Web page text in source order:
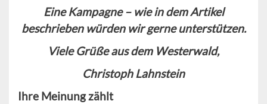
Eine Kampagne – wie in dem Artikel
beschrieben würden wir gerne unterstützen.
Viele Grüße aus dem Westerwald,
Christoph Lahnstein
Ihre Meinung zählt